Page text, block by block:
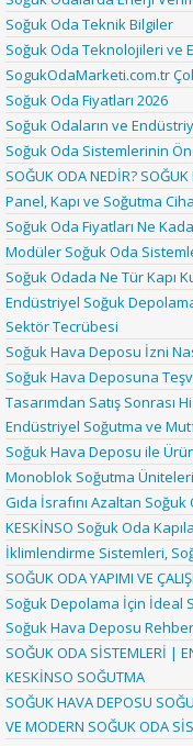
Soğuk Oda Teknik Bilgiler
Soğuk Oda Teknolojileri ve
SogukOdaMarketi.com.tr
Soğuk Oda Fiyatları 2026
Soğuk Odaların ve
Soğuk Oda Sistemlerinin
SOĞUK ODA NEDİR?
Panel, Kapı ve Soğutma
Soğuk Oda Fiyatları Ne
Modüler Soğuk Oda
Soğuk Odada Ne Tür Kapı
Endüstriyel Soğuk
Sektör Tecrübesi
Soğuk Hava Deposu İzni
Soğuk Hava Deposuna
Tasarımdan Satış Sonrası
Endüstriyel Soğutma ve
Soğuk Hava Deposu ile
Monoblok Soğutma
Gıda İsrafını Azaltan
KESKİNSO Soğuk Oda
İklimlendirme Sistemleri,
SOĞUK ODA YAPIMI VE
Soğuk Depolama İçin İdeal
Soğuk Hava Deposu
SOĞUK ODA SİSTEMLERİ |
KESKİNSO SOĞUTMA
SOĞUK HAVA DEPOSU
VE MODERN SOĞUK ODA